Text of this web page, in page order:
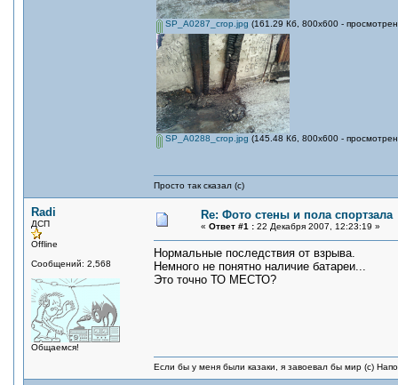
SP_A0287_crop.jpg (161.29 Кб, 800x600 -
SP_A0288_crop.jpg (145.48 Кб, 800x600 -
Просто так сказал (с)
Radi
ДСП
Offline
Сообщений: 2,568
Общаемся!
Re: Фото стены и пола спортзала
« Ответ #1 : 22 Декабря 2007, 12:23:19 »
Нормальные последствия от взрыва.
Немного не понятно наличие батареи...
Это точно ТО МЕСТО?
Если бы у меня были казаки, я завоевал бы мир (с)